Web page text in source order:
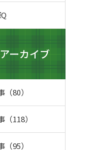
ーカイブ
80）
118）
95）